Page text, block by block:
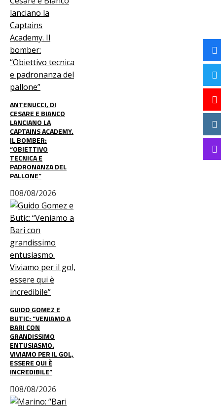
ANTENUCCI, DI
CESARE E BIANCO
LANCIANO LA
CAPTAINS ACADEMY.
IL BOMBER:
“OBIETTIVO
TECNICA E
PADRONANZA DEL
PALLONE”
08/08/2026
GUIDO GOMEZ E
BUTIC: “VENIAMO A
BARI CON
GRANDISSIMO
ENTUSIASMO.
VIVIAMO PER IL GOL,
ESSERE QUI È
INCREDIBILE”
08/08/2026